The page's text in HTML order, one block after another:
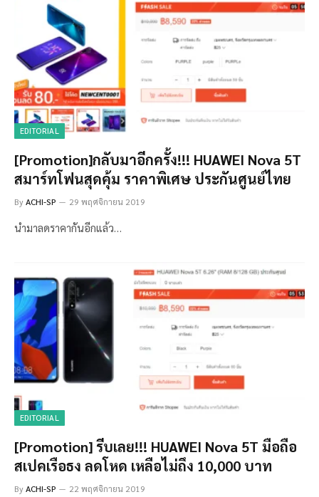
EDITORIAL
[Promotion]กลับมาอีกครั้ง!!! HUAWEI Nova 5T
สมาร์ทโฟนสุดคุ้ม ราคาพิเศษ ประกันศูนย์ไทย
ByACHI-SP 29 พฤศจิกายน 2019
นำมาลดราคากันอีกแล้ว…
EDITORIAL
[Promotion] รีบเลย!!! HUAWEI Nova 5T มือถือ
สเปคเรือธง ลดโหด เหลือไม่ถึง 10,000 บาท
ByACHI-SP 22 พฤศจิกายน 2019